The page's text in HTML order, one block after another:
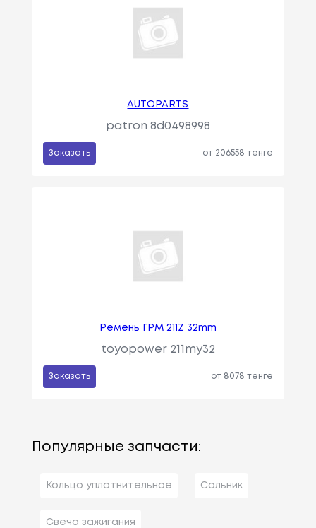
AUTOPARTS
patron 8d0498998
Заказать от 206558 тенге
Ремень ГРМ 211Z 32mm
toyopower 211my32
Заказать от 8078 тенге
Популярные запчасти:
Кольцо уплотнительное Сальник
Свеча зажигания